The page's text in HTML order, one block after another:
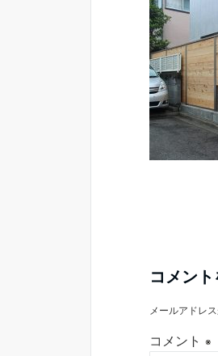
コメン
メールアドレ
コメント ※